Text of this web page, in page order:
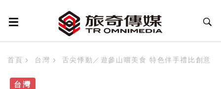
首頁 台灣 舌尖悸動／遊參山嚐美食 特色伴手禮比創意
台灣